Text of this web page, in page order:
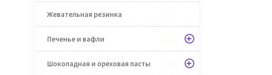
Жевательная резинка
Печенье и вафли
Шоколадная и ореховая пасты